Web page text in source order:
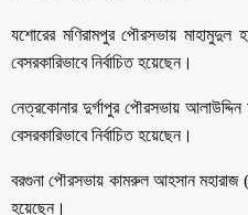
যশোরের মণিরামপুর পৌরসভায়
বেসরকারিভাবে নির্বাচিত হয়েছেন।
নেত্রকোনার দুর্গাপুর পৌরসভায়
বেসরকারিভাবে নির্বাচিত হয়েছেন।
বরগুনা পৌরসভায় কামরুল আহসান মহারাজ
হয়েছেন।